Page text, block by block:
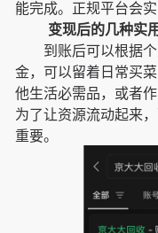
能完成。正规平台会
变现后的几种实
到账后可以根据
金，可以留着日常买
他生活必需品，或者
为了让资源流动起来
重要。